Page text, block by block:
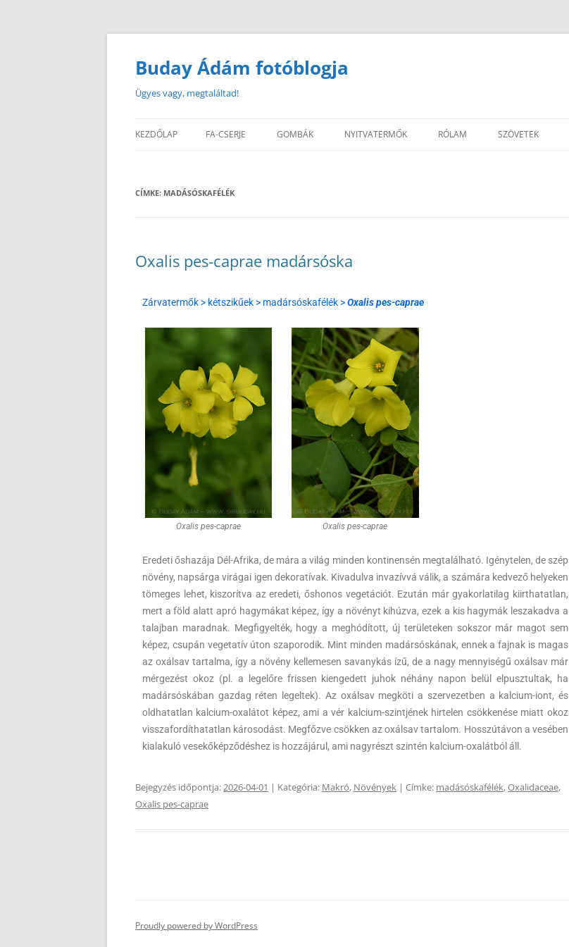
Buday Ádám fotóblogja
Ügyes vagy, megtaláltad!
KEZDŐLAP FA-CSERJE GOMBÁK NYITVATERMŐK RÓLAM SZÖVETEK
CÍMKE: MADÁSÓSKAFÉLÉK
Oxalis pes-caprae madársóska
Zárvatermők > kétszikűek > madársóskafélék >Oxalis pes-caprae
Oxalis pes-caprae Oxalis pes-caprae
Eredeti őshazája Dél-Afrika, de mára a világ minden kontinensén megtalálható. Igénytelen, de szép
növény, napsárga virágai igen dekoratívak. Kivadulva invazívvá válik, a számára kedvező helyeken
tömeges lehet, kiszorítva az eredeti, őshonos vegetációt. Ezután már gyakorlatilag kiirthatatlan,
mert a föld alatt apró hagymákat képez, így a növényt kihúzva, ezek a kis hagymák leszakadva a
talajban maradnak. Megfigyelték, hogy a meghódított, új területeken sokszor már magot sem
képez, csupán vegetatív úton szaporodik. Mint minden madársóskának, ennek a fajnak is magas
az oxálsav tartalma, így a növény kellemesen savanykás ízű, de a nagy mennyiségű oxálsav már
mérgezést okoz (pl. a legelőre frissen kiengedett juhok néhány napon belül elpusztultak, ha
madársóskában gazdag réten legeltek). Az oxálsav megköti a szervezetben a kalcium-iont, és
oldhatatlan kalcium-oxalátot képez, ami a vér kalcium-szintjének hirtelen csökkenése miatt okoz
visszafordíthatatlan károsodást. Megfőzve csökken az oxálsav tartalom. Hosszútávon a vesében
kialakuló vesekőképződéshez is hozzájárul, ami nagyrészt szintén kalcium-oxalátból áll.
Bejegyzés időpontja:2026-04-01 | Kategória: Makró, Növények | Címke: madásóskafélék,Oxalidaceae,
Oxalis pes-caprae
Proudly powered by WordPress